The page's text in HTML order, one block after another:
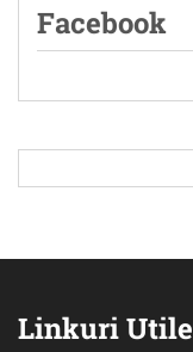
Facebook
Linkuri Utile